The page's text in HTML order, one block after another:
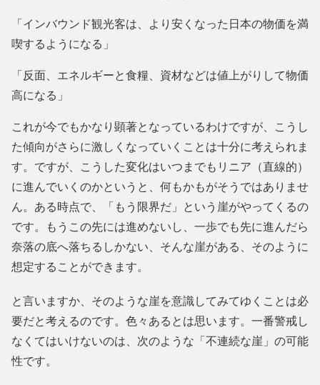
「インバウンド観光客は、より安くなった日本の物価を満
喫するようになる」
「反面、エネルギーと食糧、資材などは値上がりして物価
高になる」
これが今でもかなり顕著となっているわけですが、こうし
た傾向がさらに激しくなっていくことは十分に考えられま
す。ですが、こうした変化はいつまでもリニア（直線的）
に進んでいくのかというと、何もかもがそうではありませ
ん。ある時点で、「もう限界だ」という崖がやってくるの
です。もうこの先には進めないし、一歩でも先に進んだら
奈落の底へ落ちるしかない、そんな崖がある、そのように
想定することができます。
と言いますか、そのような崖を意識してみてゆくことは必
要だと考えるのです。色々あるとは思います。一番警戒し
なくてはいけないのは、次のような「不連続な崖」の可能
性です。